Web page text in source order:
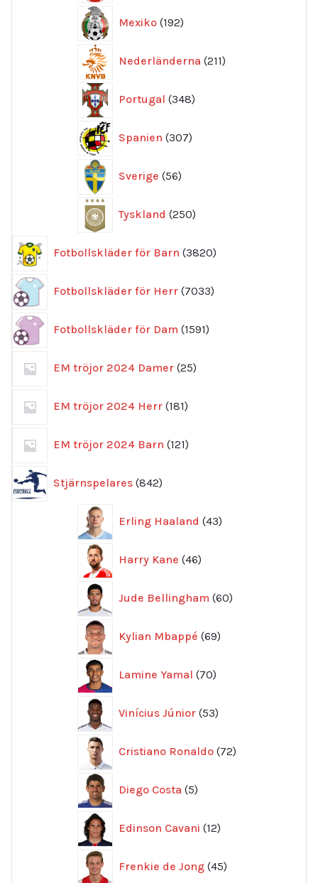
Mexiko 192
produkter
Nederländerna 211
produkter
Portugal 348
produkter
Spanien 307
produkter
Sverige 56
produkter
Tyskland 250
produkter
Fotbollskläder för Barn 3820
produkter
Fotbollskläder för Herr 7033
produkter
Fotbollskläder för Dam 1591
produkter
EM tröjor 2024 Damer 25
produkter
EM tröjor 2024 Herr 181
produkter
EM tröjor 2024 Barn 121
produkter
Stjärnspelares 842
produkter
Erling Haaland 43
produkter
Harry Kane 46
produkter
Jude Bellingham 60
produkter
Kylian Mbappé 69
produkter
Lamine Yamal 70
produkter
Vinícius Júnior 53
produkter
Cristiano Ronaldo 72
produkter
Diego Costa 5
produkter
Edinson Cavani 12
produkter
Frenkie de Jong 45
produkter